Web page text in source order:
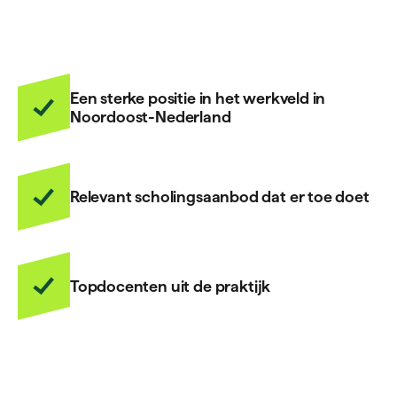
Een sterke positie in het werkveld in
Noordoost-Nederland
Relevant scholingsaanbod dat er toe doet
Topdocenten uit de praktijk